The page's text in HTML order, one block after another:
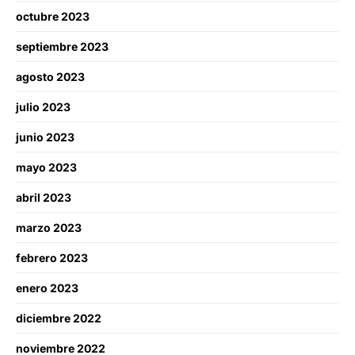
octubre 2023
septiembre 2023
agosto 2023
julio 2023
junio 2023
mayo 2023
abril 2023
marzo 2023
febrero 2023
enero 2023
diciembre 2022
noviembre 2022